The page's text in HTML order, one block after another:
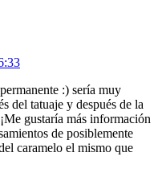
:) sería muy
del tatuaje y después de la
gustaría más información
de posiblemente
caramelo el mismo que